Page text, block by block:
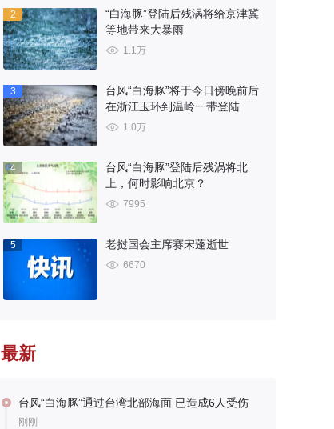
2
“白海豚”登陆后残涡将给京津冀
等地带来大暴雨
1.1万
3
台风“白海豚”将于今日傍晚前后
在浙江玉环到温岭一带登陆
1.0万
4
台风“白海豚”登陆后残涡将北
上，何时影响北京？
7995
5 老挝国会主席赛宋蓬逝世
6670
最新
台风“白海豚”通过台湾北部海面 已造成6人受伤
刚刚